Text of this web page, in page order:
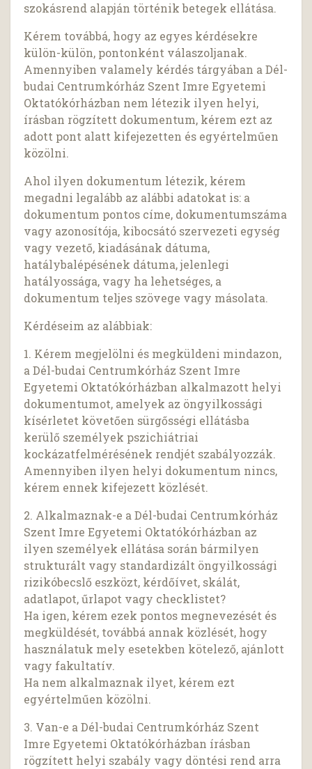
szokásrend alapján történik betegek ellátása.
Kérem továbbá, hogy az egyes kérdésekre
külön-külön, pontonként válaszoljanak.
Amennyiben valamely kérdés tárgyában a Dél-
budai Centrumkórház Szent Imre Egyetemi
Oktatókórházban nem létezik ilyen helyi,
írásban rögzített dokumentum, kérem ezt az
adott pont alatt kifejezetten és egyértelműen
közölni.
Ahol ilyen dokumentum létezik, kérem
megadni legalább az alábbi adatokat is: a
dokumentum pontos címe, dokumentumszáma
vagy azonosítója, kibocsátó szervezeti egység
vagy vezető, kiadásának dátuma,
hatálybalépésének dátuma, jelenlegi
hatályossága, vagy ha lehetséges, a
dokumentum teljes szövege vagy másolata.
Kérdéseim az alábbiak:
1. Kérem megjelölni és megküldeni mindazon,
a Dél-budai Centrumkórház Szent Imre
Egyetemi Oktatókórházban alkalmazott helyi
dokumentumot, amelyek az öngyilkossági
kísérletet követően sürgősségi ellátásba
kerülő személyek pszichiátriai
kockázatfelmérésének rendjét szabályozzák.
Amennyiben ilyen helyi dokumentum nincs,
kérem ennek kifejezett közlését.
2. Alkalmaznak-e a Dél-budai Centrumkórház
Szent Imre Egyetemi Oktatókórházban az
ilyen személyek ellátása során bármilyen
strukturált vagy standardizált öngyilkossági
rizikóbecslő eszközt, kérdőívet, skálát,
adatlapot, űrlapot vagy checklistet?
Ha igen, kérem ezek pontos megnevezését és
megküldését, továbbá annak közlését, hogy
használatuk mely esetekben kötelező, ajánlott
vagy fakultatív.
Ha nem alkalmaznak ilyet, kérem ezt
egyértelműen közölni.
3. Van-e a Dél-budai Centrumkórház Szent
Imre Egyetemi Oktatókórházban írásban
rögzített helyi szabály vagy döntési rend arra